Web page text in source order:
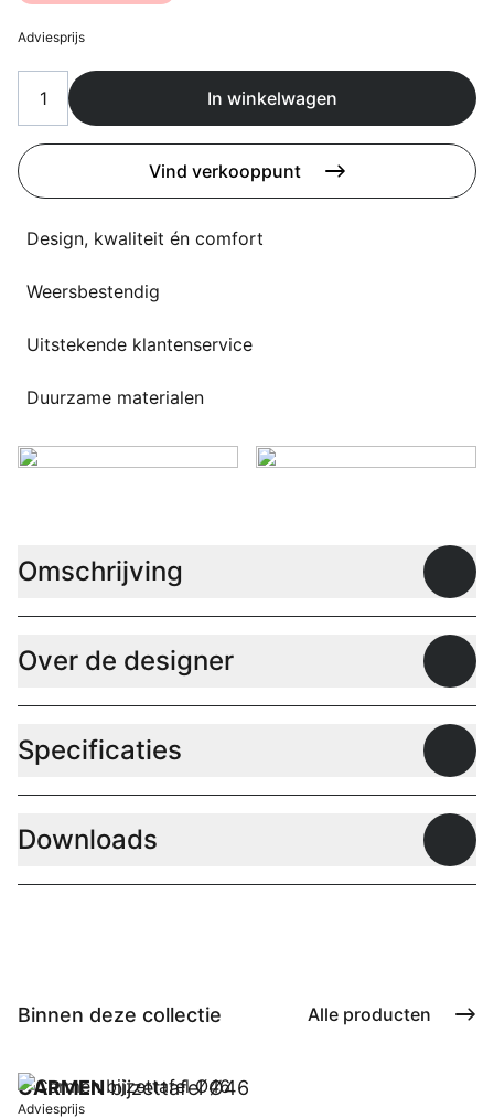
Flagship stores
Contact
3D modellen
Support
Adviesprijs
In winkelwagen
Vind verkooppunt
Design, kwaliteit én comfort
Weersbestendig
Uitstekende klantenservice
Duurzame materialen
Omschrijving
Over de designer
Specificaties
Downloads
Binnen deze collectie Alle producten
CARMENbijzettafel Ø46
Adviesprijs